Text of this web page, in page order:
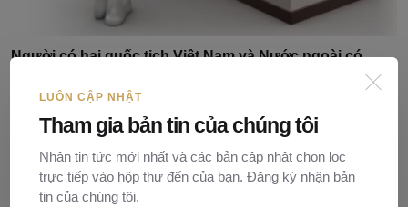
Người có hai quốc tịch Việt Nam và Nước ngoài có
Nguyễn Ngọc 01/07/2024
LUÔN CẬP NHẬT
Tham gia bản tin của chúng tôi
Nhận tin tức mới nhất và các bản cập nhật chọn lọc
trực tiếp vào hộp thư đến của bạn. Đăng ký nhận bản
tin của chúng tôi.